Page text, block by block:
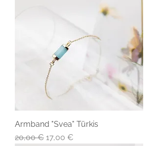
Armband "Svea" Türkis
Standardpreis
20,00 € Sale-Preis
17,00 €